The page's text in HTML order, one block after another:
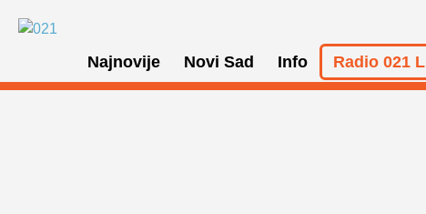
Najnovije Novi Sad Info Radio 021